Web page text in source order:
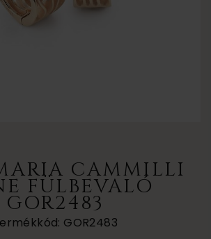
CAMMILLI
FÜLBEVALÓ
GOR2483
GOR2483